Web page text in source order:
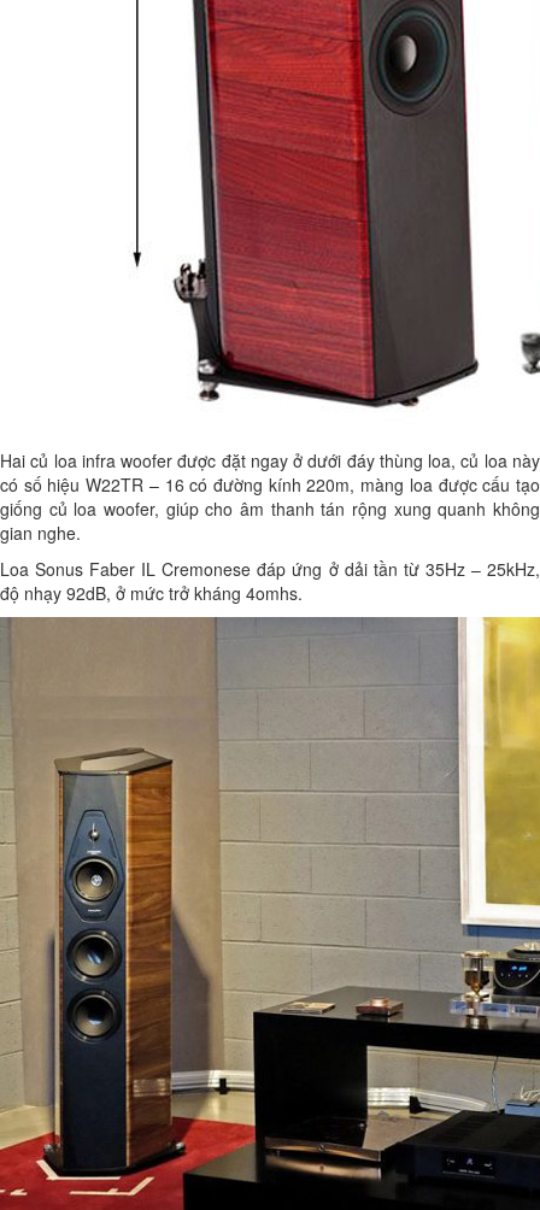
Hai củ loa infra woofer được đặt ngay ở dưới đáy thùng loa, củ loa này
có số hiệu W22TR – 16 có đường kính 220m, màng loa được cấu tạo
giống củ loa woofer, giúp cho âm thanh tán rộng xung quanh không
gian nghe.
Loa Sonus Faber IL Cremonese đáp ứng ở dải tần từ 35Hz – 25kHz,
độ nhạy 92dB, ở mức trở kháng 4omhs.